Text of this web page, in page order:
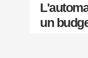
un